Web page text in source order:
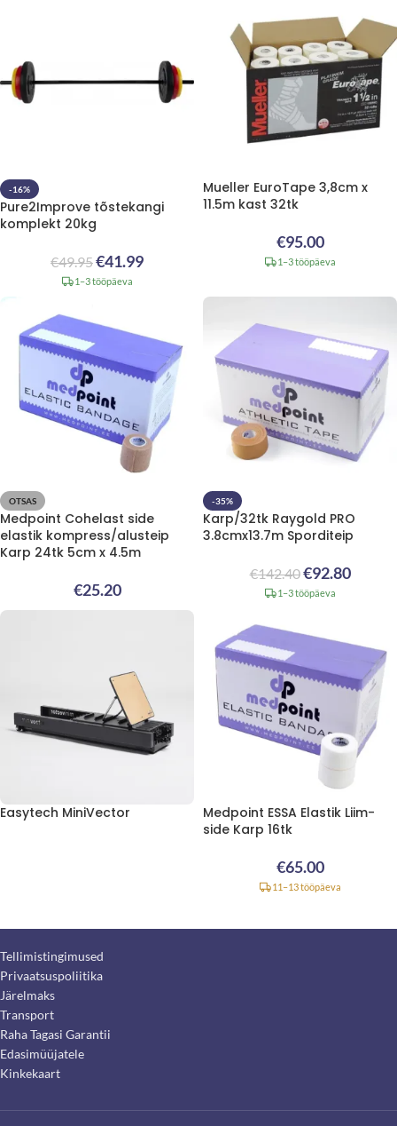
-16%
Pure2Improve tõstekangi
komplekt 20kg
€49.95€41.99
1–3 tööpäeva
Mueller EuroTape 3,8cm x
11.5m kast 32tk
€95.00
1–3 tööpäeva
OTSAS
Medpoint Cohelast side
elastik kompress/alusteip
Karp 24tk 5cm x 4.5m
€25.20
-35%
Karp/32tk Raygold PRO
3.8cmx13.7m Sporditeip
€142.40€92.80
1–3 tööpäeva
Easytech MiniVector
Medpoint ESSA Elastik Liim-
side Karp 16tk
€65.00
11–13 tööpäeva
Tellimistingimused
Privaatsuspoliitika
Järelmaks
Transport
Raha Tagasi Garantii
Edasimüüjatele
Kinkekaart